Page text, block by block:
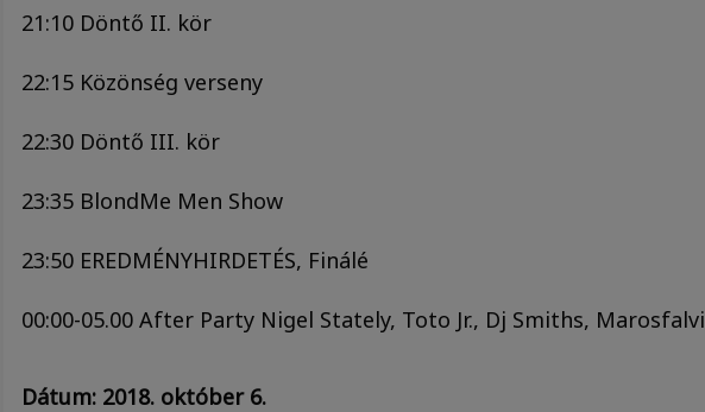
21:10 Döntő II. kör
22:15 Közönség verseny
22:30 Döntő III. kör
23:35 BlondMe Men Show
23:50 EREDMÉNYHIRDETÉS, Finálé
00:00-05.00 After Party Nigel Stately, Toto Jr., Dj Smiths, Marosfalvi
Dátum: 2018. október 6.